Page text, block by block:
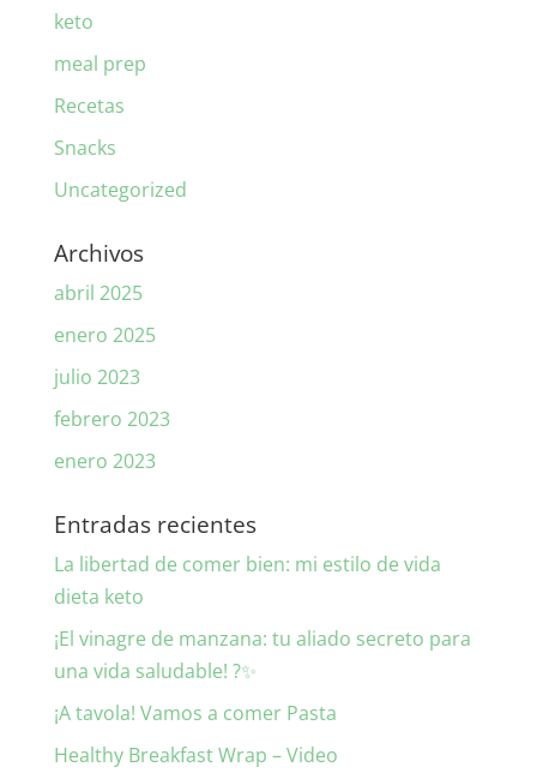
keto
meal prep
Recetas
Snacks
Uncategorized
Archivos
abril 2025
enero 2025
julio 2023
febrero 2023
enero 2023
Entradas recientes
La libertad de comer bien: mi estilo de vida
dieta keto
¡El vinagre de manzana: tu aliado secreto para
una vida saludable! ?✨
¡A tavola! Vamos a comer Pasta
Healthy Breakfast Wrap – Video